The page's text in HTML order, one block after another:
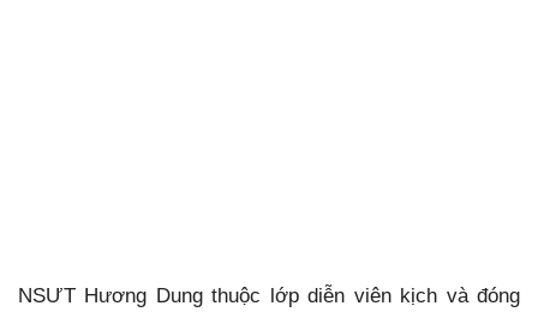
NSƯT Hương Dung thuộc lớp diễn viên kịch và đóng